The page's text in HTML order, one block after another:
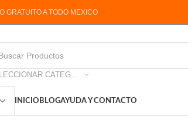
GRATUITO A TODO MEXICO
INICIO BLOGAYUDA Y CONTACTO